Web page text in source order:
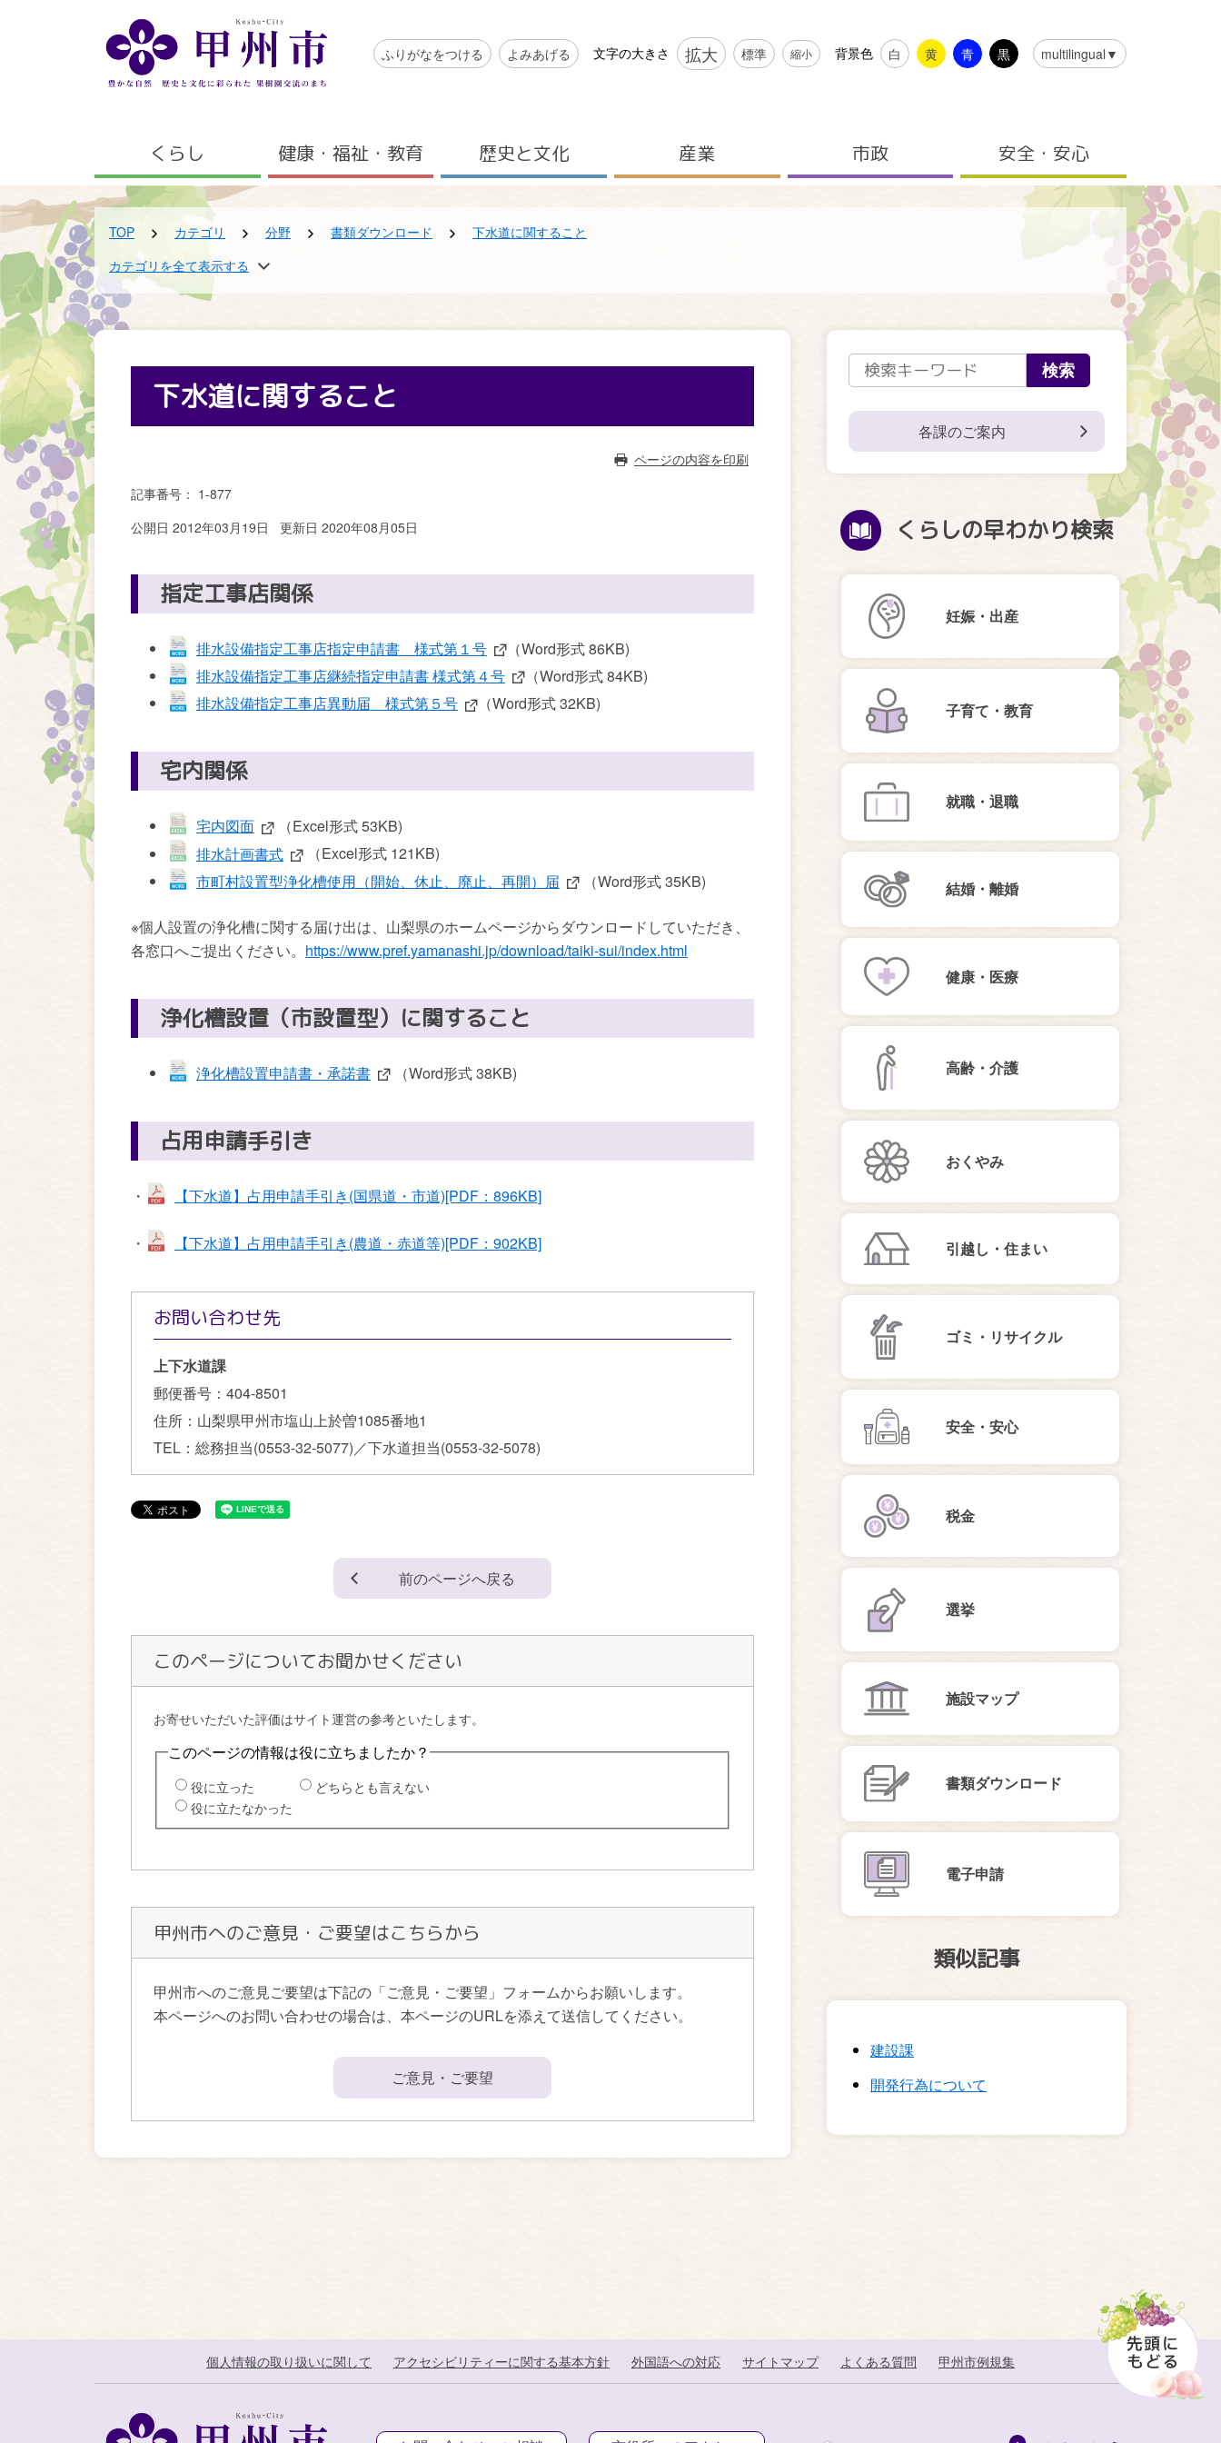
アクセシビリティツール
ふりがなをつける よみあげる 文字の大きさ 拡大 標準 縮小 背景色 白 黄 青 黒 multilingual▼
くらし 健康・福祉・教育 歴史と文化 産業 市政 安全・安心
TOP カテゴリ 分野 書類ダウンロード
下水道に関すること
カテゴリ
分野
書類ダウンロード
カテゴリ
くらしの早わかり検索
書類ダウンロード
組織
上下水道課
カテゴリを全て表示する
下水道に関すること
ページの内容を印刷
記事番号： 1-877
公開日 2012年03月19日
更新日 2020年08月05日
指定工事店関係
排水設備指定工事店指定申請書 様式第１号
（Word形式 86KB)
排水設備指定工事店継続指定申請書 様式第４号
（Word形式 84KB)
排水設備指定工事店異動届 様式第５号
（Word形式 32KB)
宅内関係
宅内図面
（Excel形式 53KB)
排水計画書式
（Excel形式 121KB)
市町村設置型浄化槽使用（開始、休止、廃止、再開）届
（Word形式 35KB)
※個人設置の浄化槽に関する届け出は、山梨県のホームページからダウンロードしていただき、
各窓口へご提出ください。 https://www.pref.yamanashi.jp/download/taiki-sui/index.html
浄化槽設置（市設置型）に関すること
浄化槽設置申請書・承諾書 （Word形式 38KB)
占用申請手引き
・ 【下水道】占用申請手引き(国県道・市道)[PDF：896KB]
・ 【下水道】占用申請手引き(農道・赤道等)[PDF：902KB]
お問い合わせ先
上下水道課
郵便番号： 404-8501
住所： 山梨県甲州市塩山上於曽1085番地1
TEL： 総務担当(0553-32-5077)／下水道担当(0553-32-5078)
前のページへ戻る
このページについてお聞かせください
甲州市へのご意見・ご要望はこちらから
甲州市へのご意見ご要望は下記の「ご意見・ご要望」フォームからお願いします。
本ページへのお問い合わせの場合は、本ページのURLを添えて送信してください。
ご意見・ご要望
各課のご案内
くらしの早わかり検索
妊娠・出産
子育て・教育
就職・退職
結婚・離婚
健康・医療
高齢・介護
おくやみ
引越し・住まい
ゴミ・リサイクル
安全・安心
税金
選挙
施設マップ
書類ダウンロード
電子申請
類似記事
建設課
開発行為について
個人情報の取り扱いに関して アクセシビリティーに関する基本方針 外国語への対応 サイトマップ よくある質問 甲州市例規集